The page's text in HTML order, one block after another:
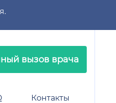
вызов врача
Контакты